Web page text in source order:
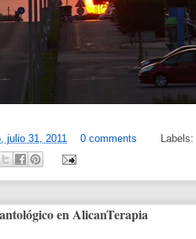
julio 31, 2011 0 comments Labels:
en AlicanTerapia